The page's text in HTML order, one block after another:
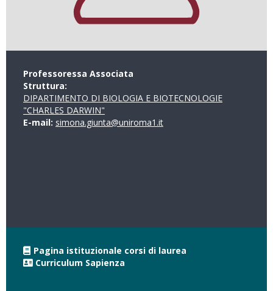
Professoressa Associata
Struttura:
DIPARTIMENTO DI BIOLOGIA E BIOTECNOLOGIE
"CHARLES DARWIN"
E-mail: simona.giunta@uniroma1.it
Pagina istituzionale corsi di laurea
Curriculum Sapienza